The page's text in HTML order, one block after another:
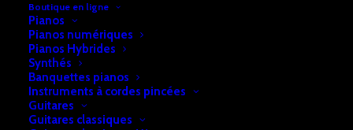
Boutique en ligne
Pianos
Pianos numériques
Pianos Hybrides
Synthés
Banquettes pianos
Instruments à cordes pincées
Guitares
Guitares classiques